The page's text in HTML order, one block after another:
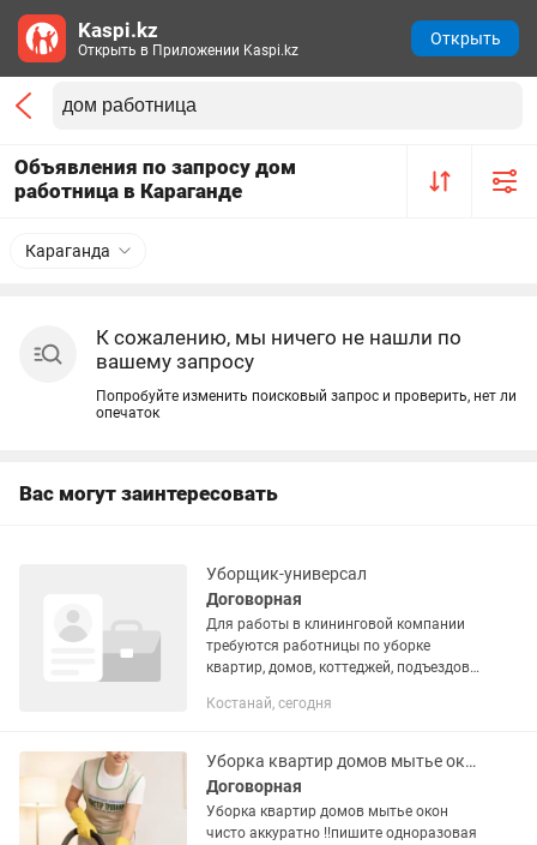
Объявления по запросу дом
работница в Караганде
Караганда
К сожалению, мы ничего не нашли по
вашему запросу
Попробуйте изменить поисковый запрос и проверить, нет ли
опечаток
Вас могут заинтересовать
Уборщик-универсал
Договорная
Для работы в клининговой компании
требуются работницы по уборке
квартир, домов, коттеджей, подъездов
желателен, трудолюбивых, шустрых,
Костанай, сегодня
Уборка квартир домов мытье окон чисто аккуратно .одноразовая уборка.звоните
Договорная
Уборка квартир домов мытье окон
чисто аккуратно !!пишите одноразовая
Kaspi.kz
Открыть в Приложении Kaspi.kz
Открыть